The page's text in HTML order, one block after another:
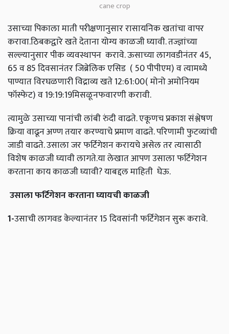
cane crop
उसाच्या पिकाला माती परीक्षणानुसार रासायनिक खतांचा वापर
करावा.ठिबकद्वारे खते देताना योग्य काळजी घ्यावी. तज्ज्ञांच्या
सल्ल्यानुसार पीक व्यवस्थापन करावे. ऊसाच्या लागवडीनंतर 45,
65 व 85 दिवसानंतर जिब्रेलिक एसिड ( 50 पीपीएम) व त्यामध्ये
पाण्यात विरघळणारी विद्राव्य खते 12:61:00( मोनो अमोनियम
फॉस्फेट) व 19:19:19मिसळूनफवारणी करावी.
त्यामुळे उसाच्या पानांची लांबी रुंदी वाढते. एकूणच प्रकाश संश्लेषण
क्रिया वाढून अण्ण तयार करण्याचे प्रमाण वाढते. परिणामी फुटव्यांची
जाडी वाढते. उसाला जर फर्टिगेशन करायचे असेल तर त्यासाठी
विशेष काळजी घ्यावी लागते.या लेखात आपण उसाला फर्टिगेशन
करताना काय काळजी घ्यावी? याबद्दल माहिती घेऊ.
उसाला फर्टिगेशन करताना घ्यायची काळजी
1-उसाची लागवड केल्यानंतर 15 दिवसांनी फर्टिगेशन सुरू करावे.